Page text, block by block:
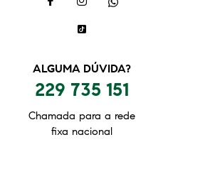
ALGUMA DÚVIDA?
229 735 151
Chamada para a rede
fixa nacional